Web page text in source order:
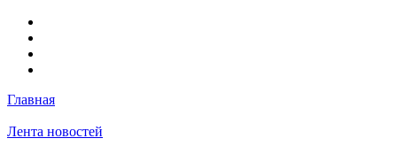
Главная
Лента новостей